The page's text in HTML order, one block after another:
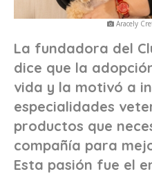
Aracely
La fundadora del
dice que la
vida y la motivó a
especialidades
productos que
compañía para
Esta pasión fue el